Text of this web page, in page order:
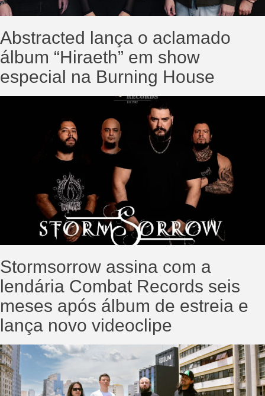
Abstracted lança o aclamado
álbum “Hiraeth” em show
especial na Burning House
Stormsorrow assina com a
lendária Combat Records seis
meses após álbum de estreia e
lança novo videoclipe